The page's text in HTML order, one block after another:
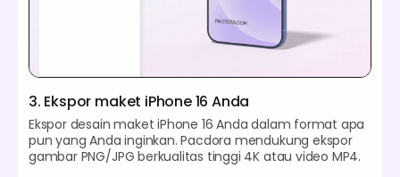
3. Ekspor maket iPhone 16 Anda
Ekspor desain maket iPhone 16 Anda dalam format apa
pun yang Anda inginkan. Pacdora mendukung ekspor
gambar PNG/JPG berkualitas tinggi 4K atau video MP4.